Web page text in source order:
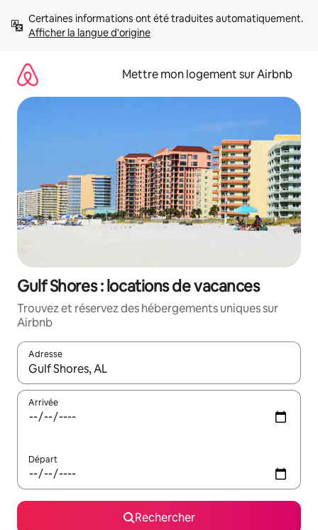
directement
Afficher la langue d'origine
Mettre mon logement sur Airbnb
Gulf Shores : locations de vacances
Trouvez et réservez des hébergements uniques sur
Airbnb
Adresse
Lorsque les résultats s'affichent, utilisez les flèches vers le
Arrivée
Départ
Rechercher